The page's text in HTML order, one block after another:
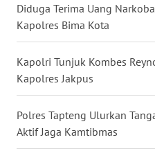
Diduga Terima Uang
Kapolres Bima Kota
Kapolri Tunjuk Kombes
Kapolres Jakpus
Polres Tapteng Ulurkan
Aktif Jaga Kamtibmas
WN
KALTIM
WN
SULSEL
WN
GORONTALO